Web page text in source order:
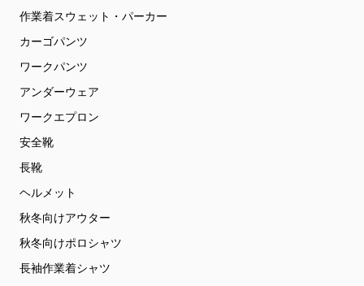
作業着スウェット・パーカー
カーゴパンツ
ワークパンツ
アンダーウェア
ワークエプロン
安全靴
長靴
ヘルメット
秋冬向けアウター
秋冬向けポロシャツ
長袖作業着シャツ